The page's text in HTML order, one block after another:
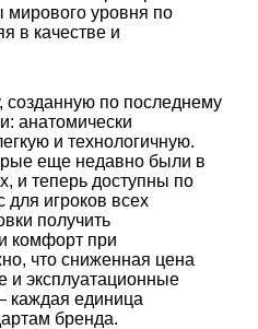
уровня по
в качестве и
созданную по последнему
анатомически
и технологичную.
еще недавно были в
и теперь доступны по
игроков всех
получить
комфорт при
что сниженная цена
и эксплуатационные
каждая единица
бренда.